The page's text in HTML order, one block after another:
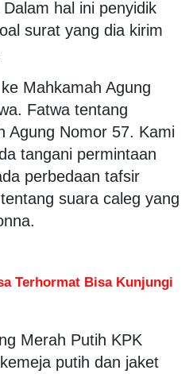
hal ini penyidik
surat yang dia kirim
Mahkamah Agung
Fatwa tentang
Agung Nomor 57. Kami
tangani permintaan
perbedaan tafsir
suara caleg yang
Terhormat Bisa Kunjungi
Merah Putih KPK
putih dan jaket